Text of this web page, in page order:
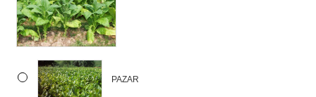
PAZAR